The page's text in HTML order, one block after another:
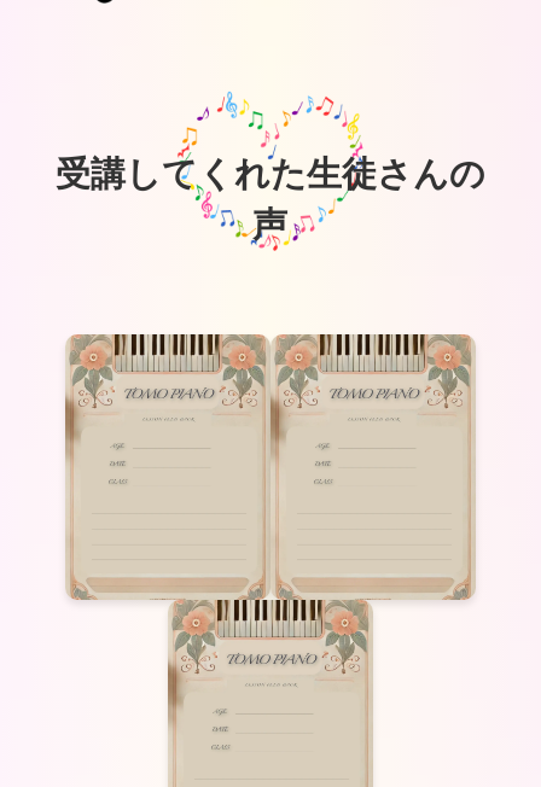
受講してくれた生徒さんの
声